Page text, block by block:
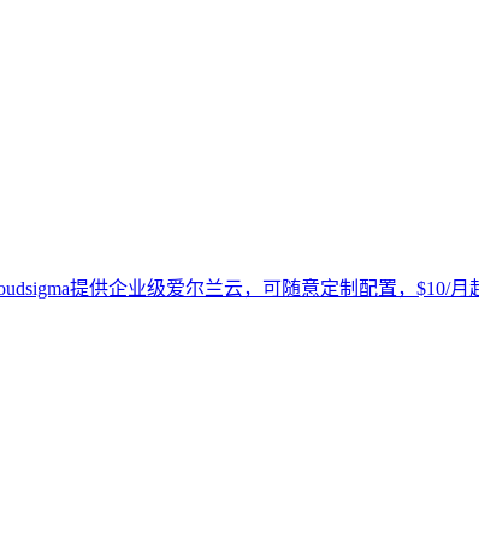
提供企业级爱尔兰云，可随意定制配置，$10/月